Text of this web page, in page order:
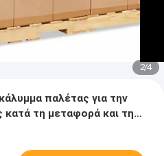
2/4
παλέτας για την
τη μεταφορά και την